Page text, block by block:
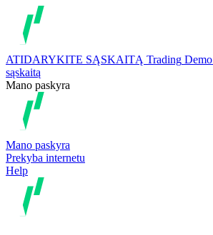
ATIDARYKITE SĄSKAITĄ Trading Demo
sąskaitą
Mano paskyra
Mano paskyra
Prekyba internetu
Help